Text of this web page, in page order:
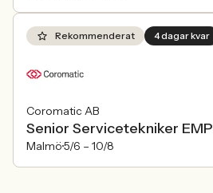
Rekommenderat 4 dagar kvar
Coromatic AB
Senior Servicetekniker EMP
Malmö5/6 – 10/8